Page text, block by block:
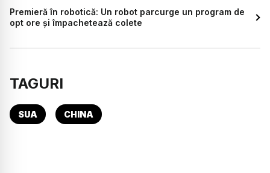
Premieră în robotică: Un robot parcurge un program de
opt ore și împachetează colete
TAGURI
SUA CHINA